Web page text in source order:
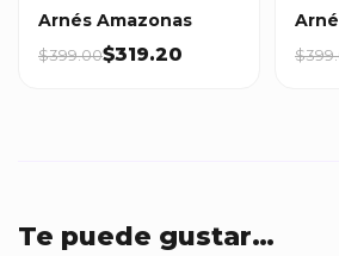
Arnés Amazonas
$399.00$319.20
Te puede gustar…